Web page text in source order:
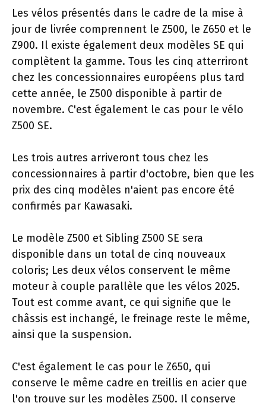
Les vélos présentés dans le cadre de la mise à
jour de livrée comprennent le Z500, le Z650 et le
Z900. Il existe également deux modèles SE qui
complètent la gamme. Tous les cinq atterriront
chez les concessionnaires européens plus tard
cette année, le Z500 disponible à partir de
novembre. C'est également le cas pour le vélo
Z500 SE.
Les trois autres arriveront tous chez les
concessionnaires à partir d'octobre, bien que les
prix des cinq modèles n'aient pas encore été
confirmés par Kawasaki.
Le modèle Z500 et Sibling Z500 SE sera
disponible dans un total de cinq nouveaux
coloris; Les deux vélos conservent le même
moteur à couple parallèle que les vélos 2025.
Tout est comme avant, ce qui signifie que le
châssis est inchangé, le freinage reste le même,
ainsi que la suspension.
C'est également le cas pour le Z650, qui
conserve le même cadre en treillis en acier que
l'on trouve sur les modèles Z500. Il conserve